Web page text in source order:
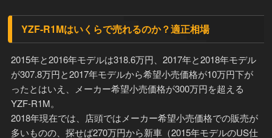
YZF-R1Mはいくらで売れるのか？適正相場
2015年と2016年モデルは318.6万円、2017年と2018年モデル
が307.8万円と2017年モデルから希望小売価格が10万円下が
ったとはいえ、メーカー希望小売価格が300万円を超える
YZF-R1M。
2018年現在では、店頭ではメーカー希望小売価格での販売が
多いものの、探せば270万円から新車（2015年モデルのUS仕